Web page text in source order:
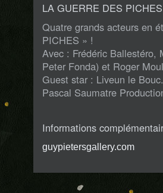
LA GUERRE DES PICHES
Quatre grands acteurs en
PICHES » !
Avec : Frédéric Ballestéro,
Peter Fonda) et Roger
Guest star : Liveun le Bouc.
Pascal Saumatre
Informations
guypietersgallery.com